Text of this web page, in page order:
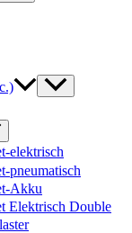
elektrisch
pneumatisch
Akku
Elektrisch Double